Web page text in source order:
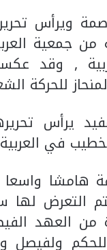
ويرأس
من جمعية
, وقد
للحركة
يرأس
في
هامشا
التعرض
من العهد
للحكم